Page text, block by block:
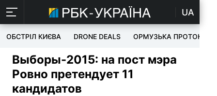
UA
ОБСТРІЛ КИЄВА DRONE DEALS ОРМУЗЬКА ПРОТОКА
Выборы-2015: на пост мэра
Ровно претендует 11
кандидатов